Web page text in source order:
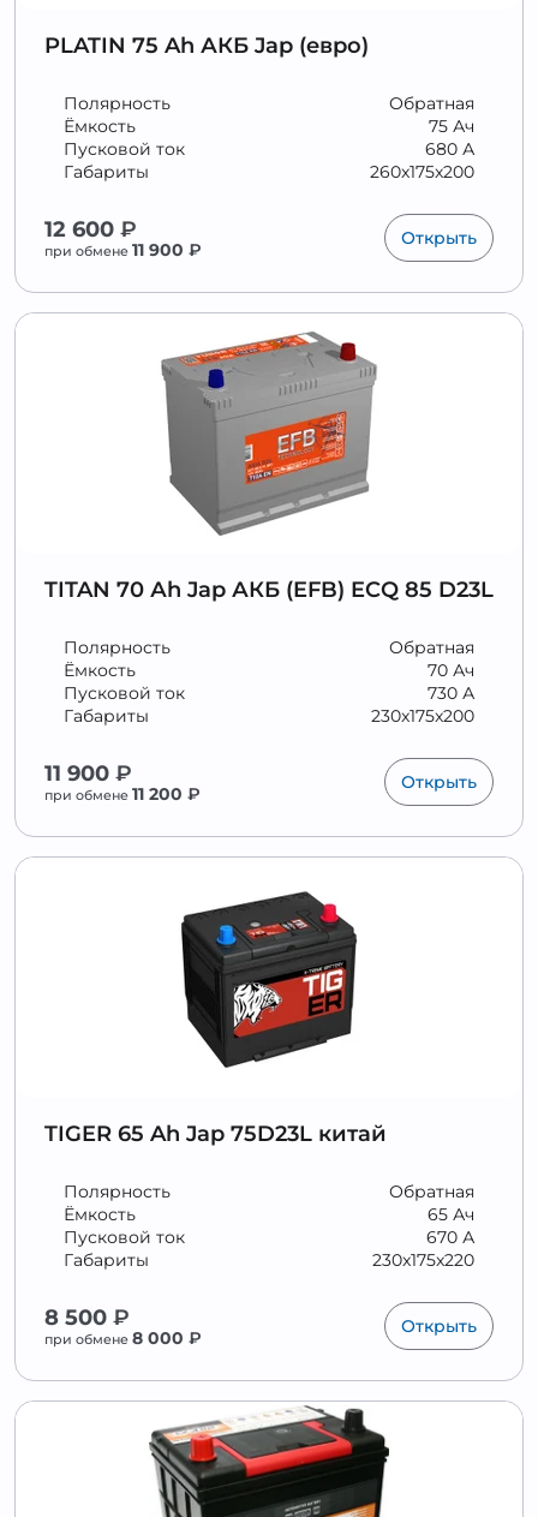
PLATIN 75 Ah АКБ Jap (евро)
Обратная
Полярность
75 Ач
Ёмкость
680 А
Пусковой ток
260x175x200
Габариты
12 600 ₽
при обмене 11 900 ₽
Открыть
TITAN 70 Аh Jap АКБ (EFB) ECQ 85 D23L
Обратная
Полярность
70 Ач
Ёмкость
730 А
Пусковой ток
230x175x200
Габариты
11 900 ₽
при обмене 11 200 ₽
Открыть
TIGER 65 Ah Jap 75D23L китай
Обратная
Полярность
65 Ач
Ёмкость
670 А
Пусковой ток
230x175x220
Габариты
8 500 ₽
при обмене 8 000 ₽
Открыть